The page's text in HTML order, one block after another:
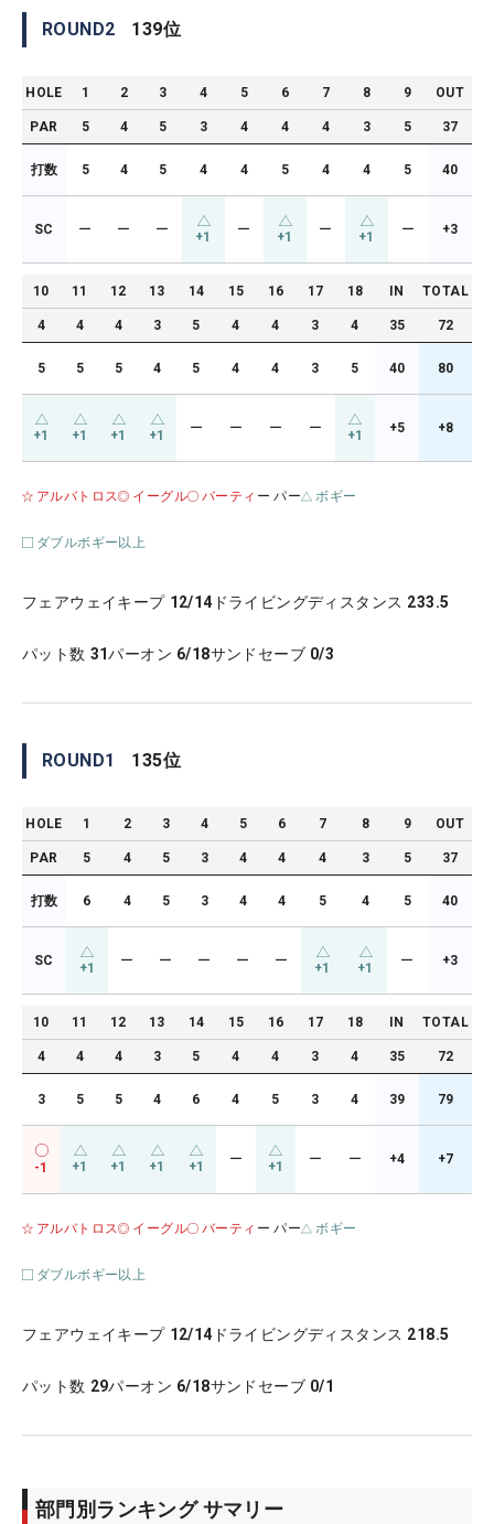
ROUND2 139位
HOLE 1 2 3 4 5 6 7 8 9 OUT
PAR 5 4 5 3 4 4 4 3 5 37
打数 5 4 5 4 4 5 4 4 5 40
SC ー ー ー +1 ー +1 ー +1 ー +3
10 11 12 13 14 15 16 17 18 IN TOTAL
4 4 4 3 5 4 4 3 4 35 72
5 5 5 4 5 4 4 3 5 40 80
+1 +1 +1 +1 ー ー ー ー +1 +5 +8
アルバトロス イーグル バーティ ー パー ボギー
ダブルボギー以上
フェアウェイキープ 12/14 ドライビングディスタンス 233.5
パット数 31パーオン 6/18サンドセーブ 0/3
ROUND1 135位
HOLE 1 2 3 4 5 6 7 8 9 OUT
PAR 5 4 5 3 4 4 4 3 5 37
打数 6 4 5 3 4 4 5 4 5 40
SC +1 ー ー ー ー ー +1 +1 ー +3
10 11 12 13 14 15 16 17 18 IN TOTAL
4 4 4 3 5 4 4 3 4 35 72
3 5 5 4 6 4 5 3 4 39 79
-1 +1 +1 +1 +1 ー +1 ー ー +4 +7
アルバトロス イーグル バーティ ー パー ボギー
ダブルボギー以上
フェアウェイキープ 12/14 ドライビングディスタンス 218.5
パット数 29パーオン 6/18サンドセーブ 0/1
部門別ランキング サマリー